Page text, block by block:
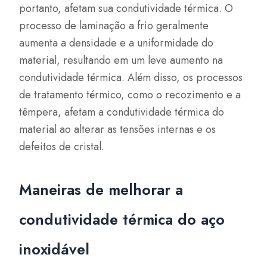
portanto, afetam sua condutividade térmica. O
processo de laminação a frio geralmente
aumenta a densidade e a uniformidade do
material, resultando em um leve aumento na
condutividade térmica. Além disso, os processos
de tratamento térmico, como o recozimento e a
têmpera, afetam a condutividade térmica do
material ao alterar as tensões internas e os
defeitos de cristal.
Maneiras de melhorar a
condutividade térmica do aço
inoxidável